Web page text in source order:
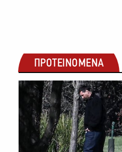
ΠΡΟΤΕΙΝΟΜΕΝΑ